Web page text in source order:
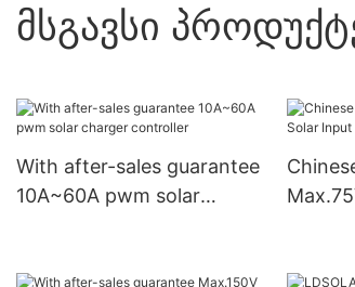
Მსგავსი
With after-sales guarantee
10A~60A pwm solar